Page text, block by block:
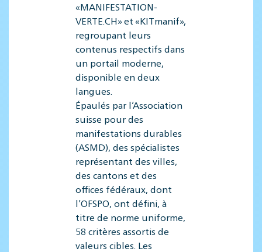
«MANIFESTATION-
VERTE.CH» et «KITmanif»,
regroupant leurs
contenus respectifs dans
un portail moderne,
disponible en deux
langues.
Épaulés par l’Association
suisse pour des
manifestations durables
(ASMD), des spécialistes
représentant des villes,
des cantons et des
offices fédéraux, dont
l’OFSPO, ont défini, à
titre de norme uniforme,
58 critères assortis de
valeurs cibles. Les